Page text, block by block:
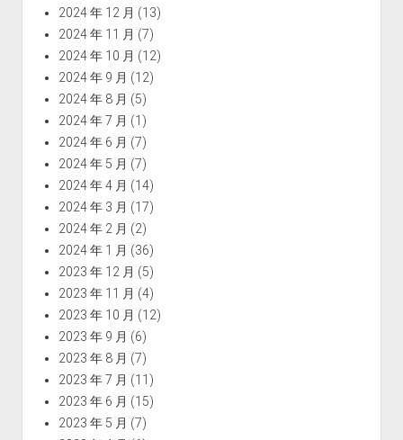
2024 年 12 月 (13)
2024 年 11 月 (7)
2024 年 10 月 (12)
2024 年 9 月 (12)
2024 年 8 月 (5)
2024 年 7 月 (1)
2024 年 6 月 (7)
2024 年 5 月 (7)
2024 年 4 月 (14)
2024 年 3 月 (17)
2024 年 2 月 (2)
2024 年 1 月 (36)
2023 年 12 月 (5)
2023 年 11 月 (4)
2023 年 10 月 (12)
2023 年 9 月 (6)
2023 年 8 月 (7)
2023 年 7 月 (11)
2023 年 6 月 (15)
2023 年 5 月 (7)